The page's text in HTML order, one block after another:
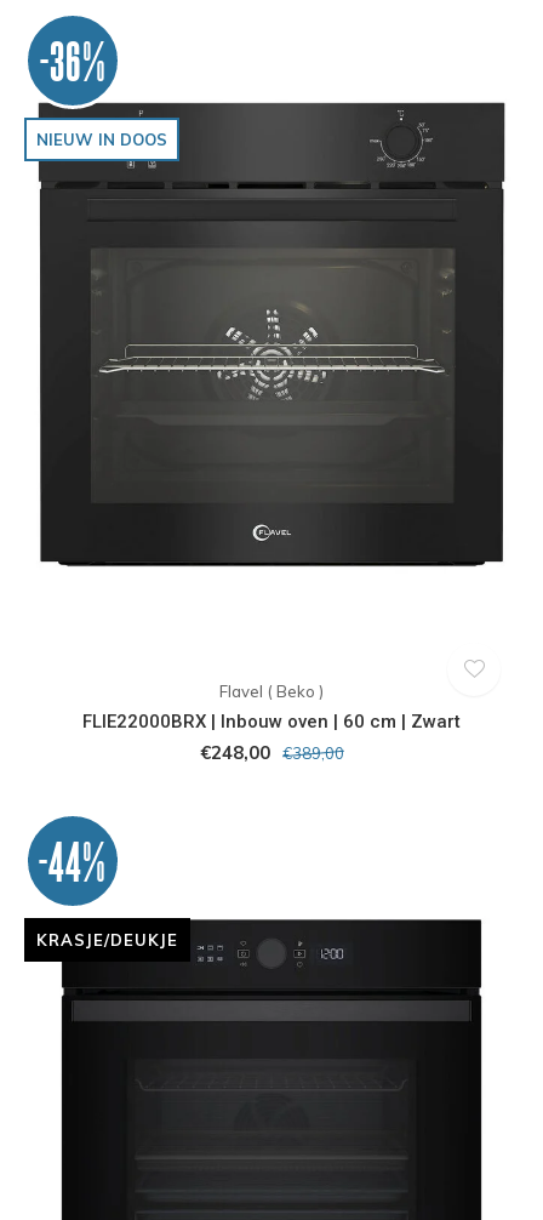
-36%
NIEUW IN DOOS
Flavel ( Beko )
FLIE22000BRX | Inbouw oven | 60 cm | Zwart
€248,00 €389,00
-44%
KRASJE/DEUKJE